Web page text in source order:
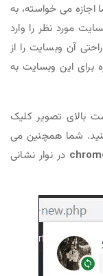
اجازه می خواسته، به
مورد نظر را وارد
آن وبسایت را از
برای این وبسایت به
بالای تصویر کلیک
شما همچنین می
در نوار نشانی